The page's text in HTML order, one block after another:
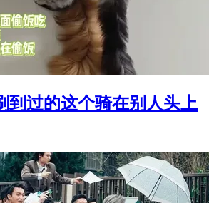
到过的这个骑在别人头上